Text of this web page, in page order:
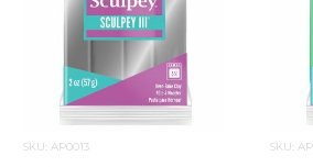
SKU: AP0013 SKU: